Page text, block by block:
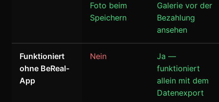
Foto beim
Speichern
Galerie vor der
Bezahlung
ansehen
Funktioniert
ohne BeReal-
App
Nein
Ja —
funktioniert
allein mit dem
Datenexport